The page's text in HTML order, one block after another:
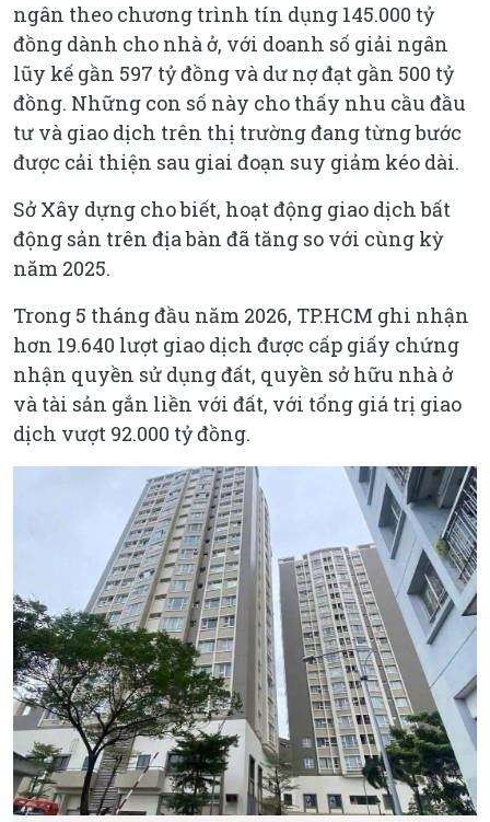
ngân theo chương trình tín dụng 145.000 tỷ
đồng dành cho nhà ở, với doanh số giải ngân
lũy kế gần 597 tỷ đồng và dư nợ đạt gần 500 tỷ
đồng. Những con số này cho thấy nhu cầu đầu
tư và giao dịch trên thị trường đang từng bước
được cải thiện sau giai đoạn suy giảm kéo dài.
Sở Xây dựng cho biết, hoạt động giao dịch bất
động sản trên địa bàn đã tăng so với cùng kỳ
năm 2025.
Trong 5 tháng đầu năm 2026, TP.HCM ghi nhận
hơn 19.640 lượt giao dịch được cấp giấy chứng
nhận quyền sử dụng đất, quyền sở hữu nhà ở
và tài sản gắn liền với đất, với tổng giá trị giao
dịch vượt 92.000 tỷ đồng.